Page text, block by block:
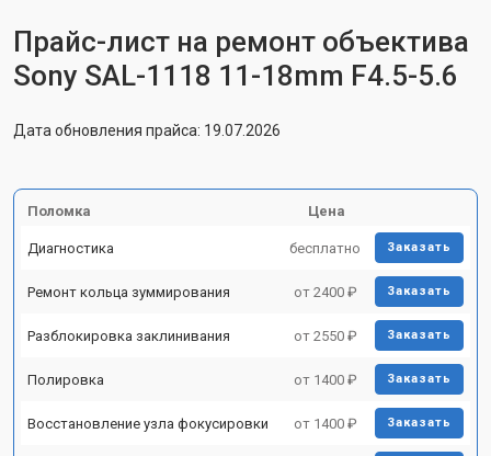
Прайс-лист на ремонт объектива
Sony SAL-1118 11-18mm F4.5-5.6
Дата обновления прайса: 19.07.2026
Поломка Цена
Диагностика бесплатно Заказать
Ремонт кольца зуммирования от 2400 ₽ Заказать
Разблокировка заклинивания от 2550 ₽ Заказать
Полировка от 1400 ₽ Заказать
Восстановление узла фокусировки от 1400 ₽ Заказать